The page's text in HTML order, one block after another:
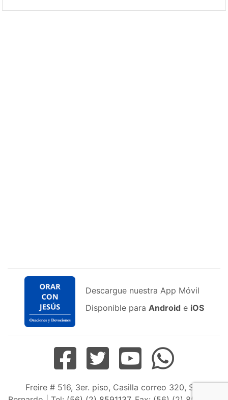
Descargue nuestra App Móvil
Disponible para Android e iOS
Freire # 516, 3er. piso, Casilla correo 320, San